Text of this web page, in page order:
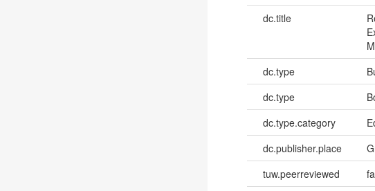
dc.title
dc.type
dc.type
dc.type.category
dc.publisher.place
tuw.peerreviewed